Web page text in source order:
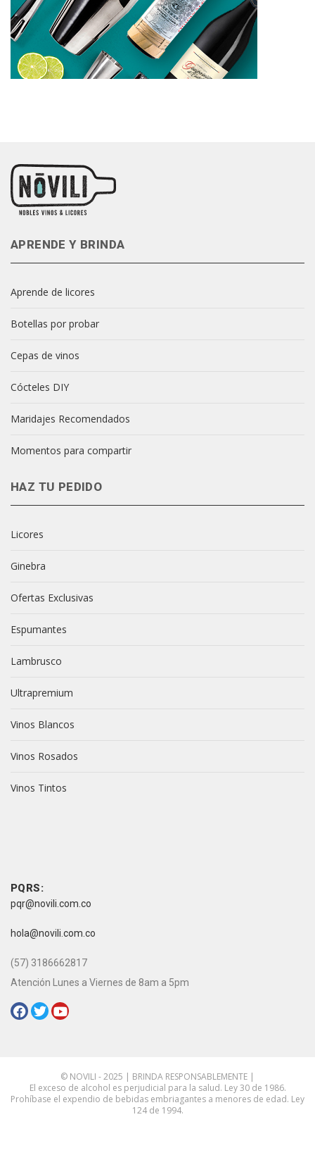
APRENDE Y BRINDA
Aprende de licores
Botellas por probar
Cepas de vinos
Cócteles DIY
Maridajes Recomendados
Momentos para compartir
HAZ TU PEDIDO
Licores
Ginebra
Ofertas Exclusivas
Espumantes
Lambrusco
Ultrapremium
Vinos Blancos
Vinos Rosados
Vinos Tintos
PQRS:
pqr@novili.com.co
hola@novili.com.co
(57) 3186662817
Atención Lunes a Viernes de 8am a 5pm
© NOVILI - 2025 | BRINDA RESPONSABLEMENTE |
El exceso de alcohol es perjudicial para la salud. Ley 30 de 1986.
Prohíbase el expendio de bebidas embriagantes a menores de edad. Ley
124 de 1994.